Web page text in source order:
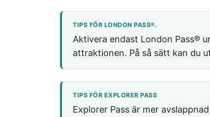
TIPS FÖR LONDON PASS®.
Aktivera endast London Pass®
attraktionen. På så sätt kan du
TIPS FÖR EXPLORER PASS
Explorer Pass är mer